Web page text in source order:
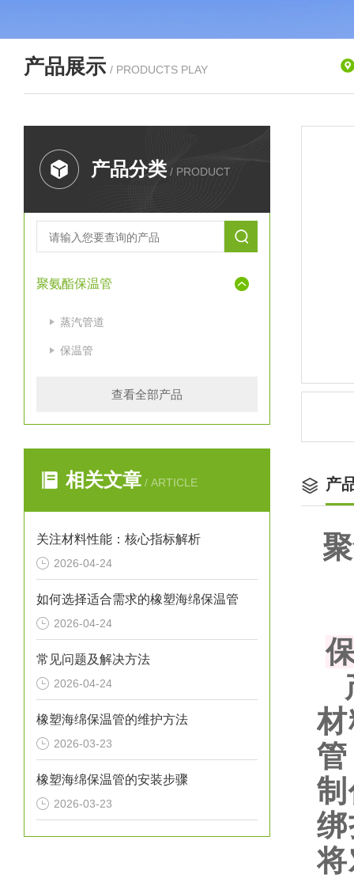
产品展示 / PRODUCTS PLAY
产品分类 / PRODUCT
聚氨酯保温管
蒸汽管道
保温管
查看全部产品
相关文章 / ARTICLE
关注材料性能：核心指标解析
2026-04-24
如何选择适合需求的橡塑海绵保温管
2026-04-24
常见问题及解决方法
2026-04-24
橡塑海绵保温管的维护方法
2026-03-23
橡塑海绵保温管的安装步骤
2026-03-23
产
管